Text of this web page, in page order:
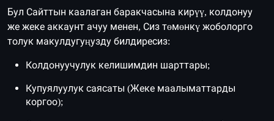
Бул Сайттын каалаган баракчасына кирүү, колдонуу
же жеке аккаунт ачуу менен, Сиз төмөнкү жоболорго
толук макулдугуңузду билдиресиз:
Колдонуучулук келишимдин шарттары;
Купуялуулук саясаты (Жеке маалыматтарды
коргоо);